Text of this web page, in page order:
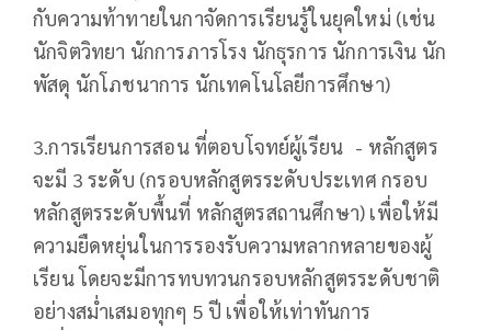
กับความท้าทายในกาจัดการเรียนรู้ในยุคใหม่ (เช่น
นักจิตวิทยา นักการภารโรง นักธุรการ นักการเงิน นัก
พัสดุ นักโภชนาการ นักเทคโนโลยีการศึกษา)
3.การเรียนการสอน ที่ตอบโจทย์ผู้เรียน - หลักสูตร
จะมี 3 ระดับ (กรอบหลักสูตรระดับประเทศ กรอบ
หลักสูตรระดับพื้นที่ หลักสูตรสถานศึกษา) เพื่อให้มี
ความยืดหยุ่นในการรองรับความหลากหลายของผู้
เรียน โดยจะมีการทบทวนกรอบหลักสูตรระดับชาติ
อย่างสม่ำเสมอทุกๆ 5 ปี เพื่อให้เท่าทันการ